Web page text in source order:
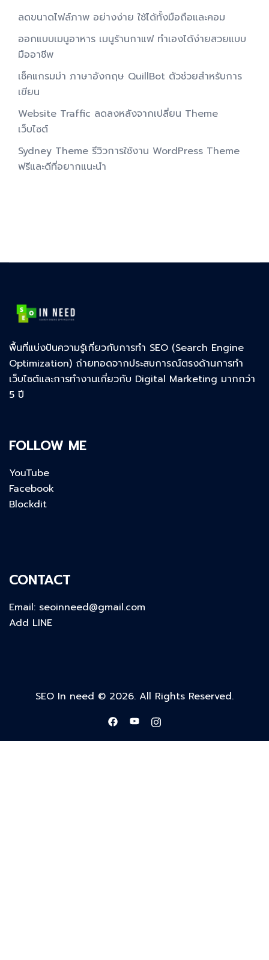
ลดขนาดไฟล์ภาพ อย่างง่าย ใช้ได้ทั้งมือถือและคอม
ออกแบบเมนูอาหาร เมนูร้านกาแฟ ทำเองได้ง่ายสวยแบบ
มืออาชีพ
เช็คแกรมม่า ภาษาอังกฤษ QuillBot ตัวช่วยสำหรับการ
เขียน
Website Traffic ลดลงหลังจากเปลี่ยน Theme
เว็บไซต์
Sydney Theme รีวิวการใช้งาน WordPress Theme
ฟรีและดีที่อยากแนะนำ
พื้นที่แบ่งปันความรู้เกี่ยวกับการทำ SEO (Search Engine
Optimization) ถ่ายทอดจากประสบการณ์ตรงด้านการทำ
เว็บไซต์และการทำงานเกี่ยวกับ Digital Marketing มากกว่า
5 ปี
FOLLOW ME
YouTube
Facebook
Blockdit
CONTACT
Email: seoinneed@gmail.com
Add LINE
SEO In need © 2026. All Rights Reserved.